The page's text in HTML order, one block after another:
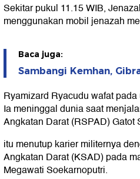
Sekitar pukul 11.15 WIB,
menggunakan mobil jenazah
Baca juga:
Sambangi Kemhan,
Ryamizard Ryacudu wafat
Ia meninggal dunia saat
Angkatan Darat (RSPAD) Gatot
itu menutup karier militernya
Angkatan Darat (KSAD) pada
Megawati Soekarnoputri.